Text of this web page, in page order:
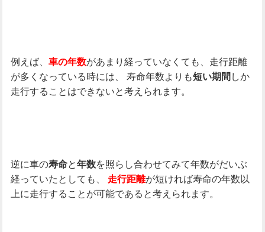
例えば、 車の年数があまり経っていなくても、走行距離
が多くなっている時には、
寿命年数よりも短い期間 しか
走行することはできないと考えられます。
逆に車の寿命と年数を照らし合わせてみて年数がだいぶ
経っていたとしても、
走行距離が短ければ寿命の年数以
上に走行することが可能であると考えられます。